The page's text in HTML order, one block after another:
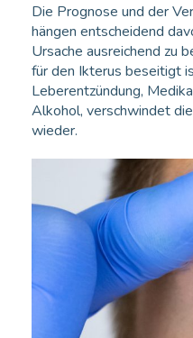
Die Prognose und der
hängen entscheidend
Ursache ausreichend zu
für den Ikterus beseitigt
Leberentzündung,
Alkohol, verschwindet
wieder.